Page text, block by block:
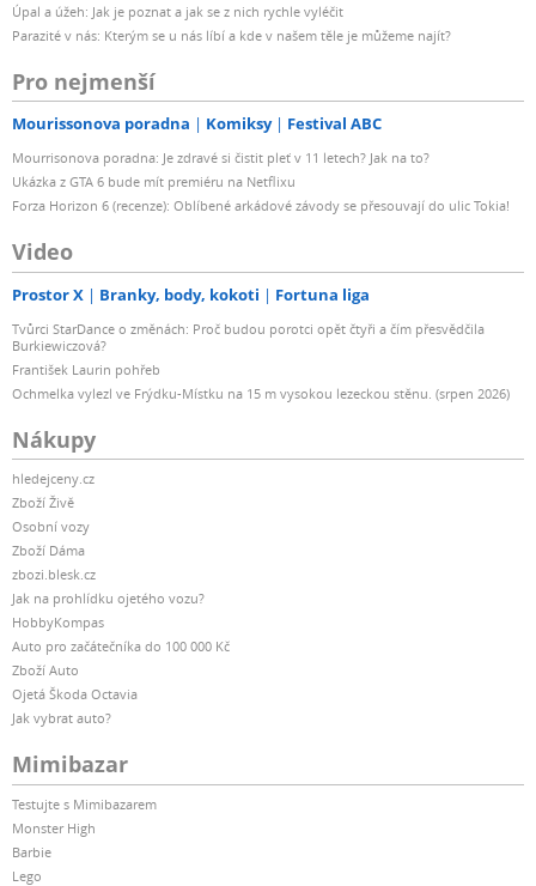
Úpal a úžeh: Jak je poznat a jak se z nich rychle vyléčit
Parazité v nás: Kterým se u nás líbí a kde v našem těle je můžeme najít?
Pro nejmenší
Mourissonova poradna Komiksy Festival ABC
Mourrisonova poradna: Je zdravé si čistit pleť v 11 letech? Jak na to?
Ukázka z GTA 6 bude mít premiéru na Netflixu
Forza Horizon 6 (recenze): Oblíbené arkádové závody se přesouvají do ulic Tokia!
Video
Prostor X Branky, body, kokoti Fortuna liga
Tvůrci StarDance o změnách: Proč budou porotci opět čtyři a čím přesvědčila
Burkiewiczová?
František Laurin pohřeb
Ochmelka vylezl ve Frýdku-Místku na 15 m vysokou lezeckou stěnu. (srpen 2026)
Nákupy
hledejceny.cz
Zboží Živě
Osobní vozy
Zboží Dáma
zbozi.blesk.cz
Jak na prohlídku ojetého vozu?
HobbyKompas
Auto pro začátečníka do 100 000 Kč
Zboží Auto
Ojetá Škoda Octavia
Jak vybrat auto?
Mimibazar
Testujte s Mimibazarem
Monster High
Barbie
Lego